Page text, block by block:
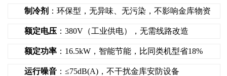
制冷剂 ：环保型，无异味、无污染，不影响金库物资
额定电压 ：380V（工业供电），无需线路改造
额定功率 ：16.5kW，智能节能，比同类机型省18%
运行噪音 ：≤75dB(A)，不干扰金库安防设备